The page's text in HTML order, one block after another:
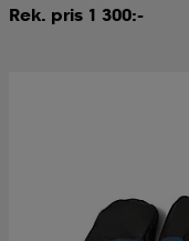
Rek. pris 1 300:-